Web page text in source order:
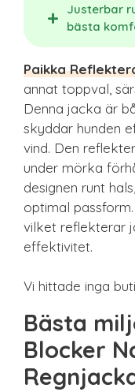
Justerbar
bästa
Paikka
annat toppval,
Denna jacka är
skyddar hunden
vind. Den
under mörka
designen runt
optimal
vilket reflekterar
effektivitet.
Vi hittade inga
Bästa
Blocker